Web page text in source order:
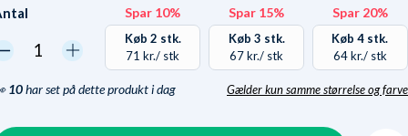
Spar 10%
Køb 2 stk.
71 kr./ stk
Spar 15%
Køb 3 stk.
67 kr./ stk
Spar 20%
Køb 4 stk.
64 kr./ stk
10har set på dette produkt i dag
kaos-inddelt. Samme
Gælder kun samme størrelse og farve